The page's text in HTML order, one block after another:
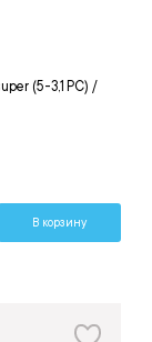
(5-3,1 РС) /
В корзину